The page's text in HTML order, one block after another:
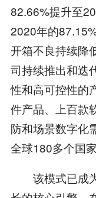
82.66%提升至
2020年的
开箱不良持续降
司持续推出和迭
性和高可控性的
件产品、上百款
防和场景数字化
全球180多个国家
该模式已成为